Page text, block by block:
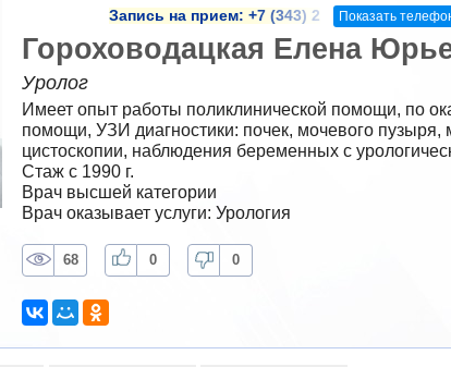
Запись на прием: +7 (343) 2 Показать
Гороховодацкая Елена
Уролог
Имеет опыт работы поликлинической помощи, по
помощи, УЗИ диагностики: почек, мочевого
цистоскопии, наблюдения беременных с
Стаж с 1990 г.
Врач высшей категории
Врач оказывает услуги: Урология
68 0 0